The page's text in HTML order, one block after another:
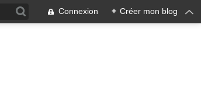
Connexion + Créer mon blog